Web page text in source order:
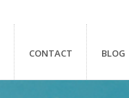
CONTACT BLOG